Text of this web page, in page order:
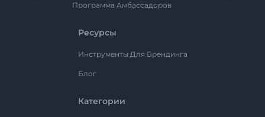
Программа Амбассадоров
Ресурсы
Инструменты Для Брендинга
Блог
Категории